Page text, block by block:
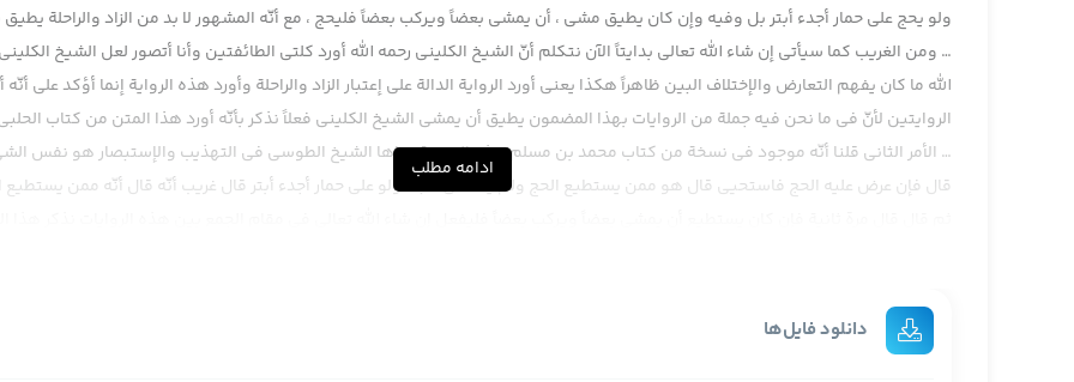
ولو يحج على حمار أجدء أبتر بل وفيه وإن كان يطيق مشي ، أن يمشي بعضاً ويركب بعضاً فليحج ، مع أنّه المشهور لا بد من الزاد والراحلة
… ومن الغريب كما سيأتي إن شاء الله تعالى بدايتاً الآن نتكلم أنّ الشيخ الكليني رحمه الله أورد كلتى الطائفتين وأنا أتصور لعل الشيخ
الله ما كان يفهم التعارض والإختلاف البين ظاهراً هكذا يعني أورد الرواية الدالة على إعتبار الزاد والراحلة وأورد هذه الرواية إنما أؤكد على أنّه
الروايتين لأنّ في ما نحن فيه جملة من الروايات بهذا المضمون يطيق أن يمشي الشيخ الكليني فعلاً نذكر بأنّه أورد هذا المتن من كتاب
… الأمر الثاني قلنا أنّه موجود في نسخة من كتاب محمد بن مسلم هذه النسخة رواها الشيخ الطوسي في التهذيب والإستبصار هو نفس
قال فإن عرض عليه الحج فاستحيى قال هو ممن يستطيع الحج ولم يستحي طبعاً ولو على حمار أجدء أبتر قال غريب أنّه قال أنّه ممن يستطيع
بعضها فليحج وفي بعضها فليفعل ، هذا بالنسبة إلى رواية محمد بن مسلم شرحنا حال هذه الرواية وهو أنّ الشيخ رضوان الله تعالى عليه إنفرد
بنقل هذه الرواية من كتاب الحج لموسى بن القاسم فالرواية بإعتبار المصدر أمره واضح وموسى بن قاسم رواه عن صفوان وصفوان هم له
ادامه مطلب
دانلود فایل‌ها